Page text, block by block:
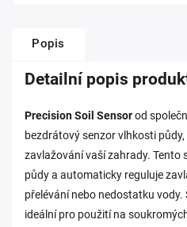
Popis
Detailní popis
Precision Soil Sensorod
bezdrátový senzor vlhkosti
zavlažování vaší zahrady. Tento
půdy a automaticky reguluje
přelévání nebo nedostatku vody.
ideální pro použití na